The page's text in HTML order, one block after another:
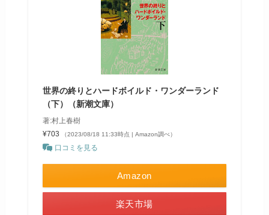
世界の終りとハードボイルド・ワンダーランド
（下）（新潮文庫）
著:村上春樹
¥703
（2023/08/18 11:33時点 | Amazon調べ）
口コミを見る
Amazon
楽天市場